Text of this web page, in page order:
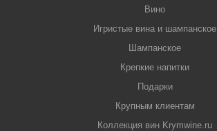
Вино
Игристые вина и шампанское
Шампанское
Крепкие напитки
Подарки
Крупным клиентам
Коллекция вин Krymwine.ru